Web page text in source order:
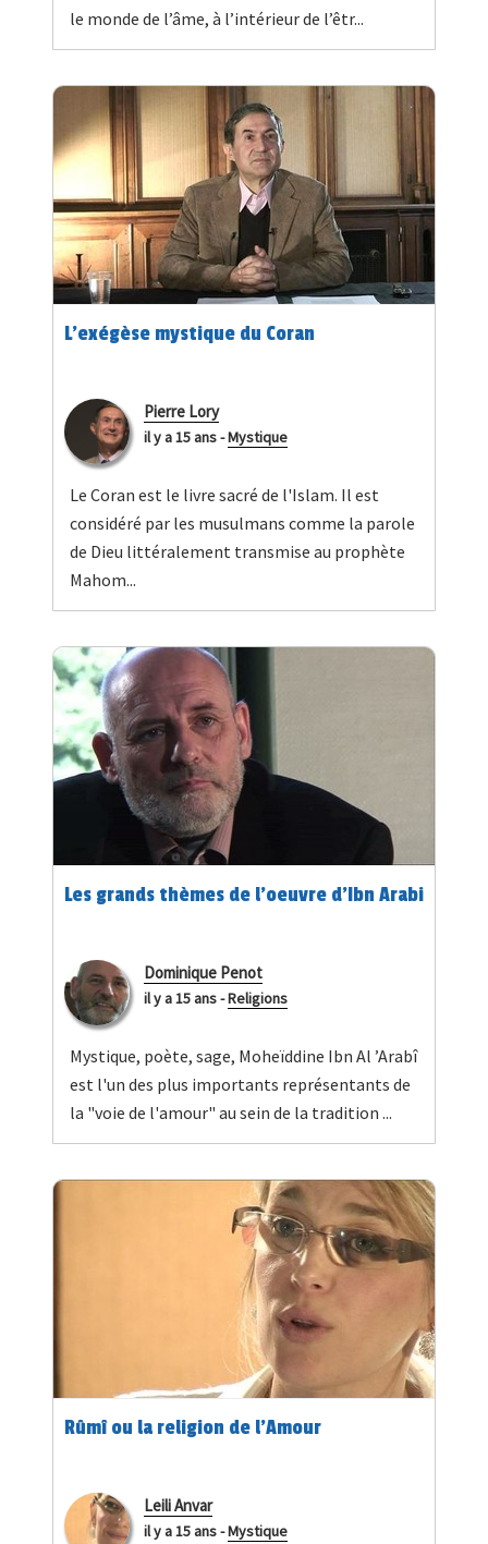
le monde de l’âme, à l’intérieur de l’êtr...
L’exégèse mystique du Coran
Pierre Lory
il y a 15 ans-Mystique
Le Coran est le livre sacré de l'Islam. Il est
considéré par les musulmans comme la parole
de Dieu littéralement transmise au prophète
Mahom...
Les grands thèmes de l'oeuvre d'Ibn Arabi
Dominique Penot
il y a 15 ans-Religions
Mystique, poète, sage, Moheïddine Ibn Al ’Arabî
est l'un des plus importants représentants de
la "voie de l'amour" au sein de la tradition ...
Rûmî ou la religion de l’Amour
Leili Anvar
il y a 15 ans-Mystique